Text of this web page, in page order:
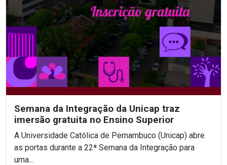
Semana da Integração da Unicap traz
imersão gratuita no Ensino Superior
A Universidade Católica de Pernambuco (Unicap) abre
as portas durante a 22ª Semana da Integração para
uma...